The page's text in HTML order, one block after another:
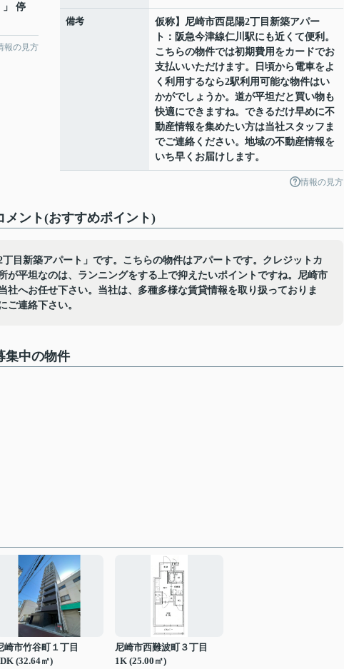
」 停
報の見方
備考
仮称】尼崎市西昆陽2丁目新築アパー
ト：阪急今津線仁川駅にも近くて便利。
こちらの物件では初期費用をカードでお
支払いいただけます。日頃から電車をよ
く利用するなら2駅利用可能な物件はい
かがでしょうか。道が平坦だと買い物も
快適にできますね。できるだけ早めに不
動産情報を集めたい方は当社スタッフま
でご連絡ください。地域の不動産情報を
いち早くお届けします。
情報の見方
メント(おすすめポイント)
目新築アパート」です。こちらの物件はアパートです。クレジットカ
が平坦なのは、ランニングをする上で抑えたいポイントですね。尼崎市
社へお任せ下さい。当社は、多種多様な賃貸情報を取り扱っておりま
ご連絡下さい。
集中の物件
崎市竹谷町１丁目
(32.64㎡)
尼崎市西難波町３丁目
1K (25.00㎡)